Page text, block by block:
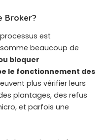
Broker?
est
beaucoup de
bloquer
le fonctionnement des
plus vérifier leurs
plantages, des refus
et parfois une